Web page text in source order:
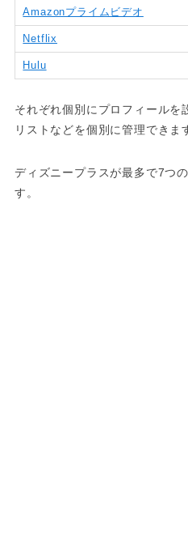
Amazonプライムビデオ
Netflix
Hulu
それぞれ個別にプロフィールを
リストなどを個別に管理できま
ディズニープラスが最多で7つ
す。